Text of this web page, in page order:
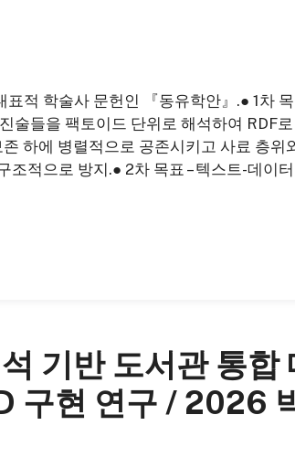
적 학술사 문헌인 『동유학안』.● 1차 목
술들을 팩토이드 단위로 해석하여 RDF로
하에 병렬적으로 공존시키고 사료 층위
조적으로 방지.● 2차 목표 – 텍스트-데이
기반 도서관 통합
구현 연구 / 2026